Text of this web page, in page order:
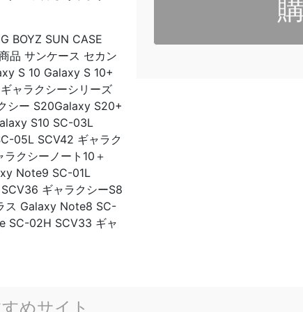
BOYZ SUN CASE
品 サンケース セカン
S 10 Galaxy S 10+
ャラクシーシリーズ
シー S20Galaxy S20+
S10 SC-03L
05L SCV42 ギャラク
クシーノート10＋
Note9 SC-01L
ギャラクシーS8
ス Galaxy Note8 SC-
SC-02H SCV33 ギャ
めサイト